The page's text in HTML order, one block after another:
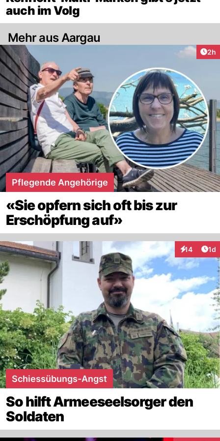
auch im Volg
Mehr aus Aargau
2h
Pflegende Angehörige
«Sie opfern sich oft bis zur
Erschöpfung auf»
14 1d
Schiessübungs-Angst
So hilft Armeeseelsorger den
Soldaten